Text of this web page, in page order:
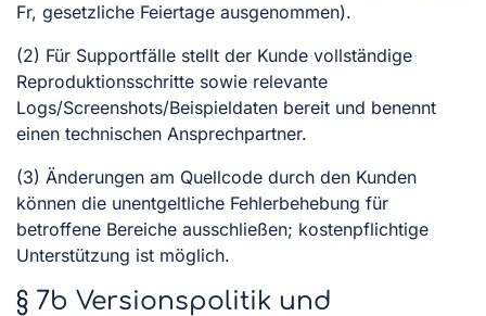
Fr, gesetzliche Feiertage ausgenommen).
(2) Für Supportfälle stellt der Kunde vollständige
Reproduktionsschritte sowie relevante
Logs/Screenshots/Beispieldaten bereit und benennt
einen technischen Ansprechpartner.
(3) Änderungen am Quellcode durch den Kunden
können die unentgeltliche Fehlerbehebung für
betroffene Bereiche ausschließen; kostenpflichtige
Unterstützung ist möglich.
§ 7b Versionspolitik und